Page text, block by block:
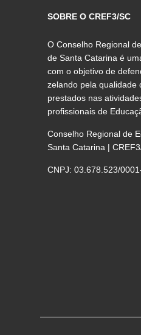
SOBRE O CREF3/SC
O Conselho Regional
de Santa Catarina é
com o objetivo de
zelando pela qualidade
prestados nas
profissionais de
Conselho Regional de
Santa Catarina |
CNPJ: 03.678.523/